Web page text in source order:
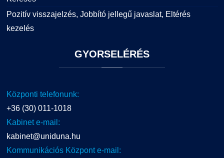
Pozitív visszajelzés, Jobbító jellegű javaslat, Eltérés
kezelés
GYORSELÉRÉS
Központi telefonunk:
+36 (30) 011-1018
Kabinet e-mail:
kabinet@uniduna.hu
Kommunikációs Központ e-mail: